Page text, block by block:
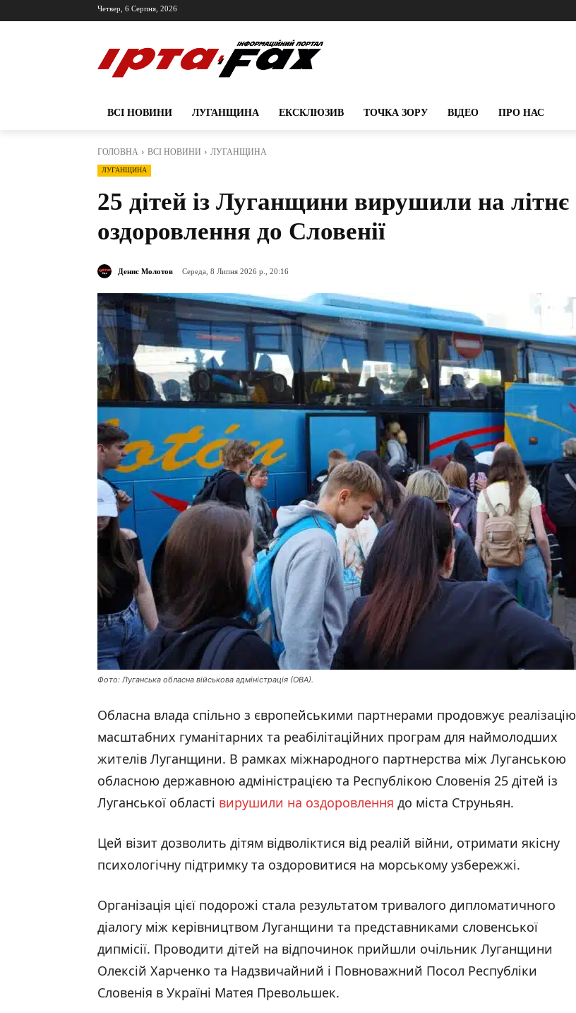
Четвер, 6 Серпня, 2026
ВСІ НОВИНИ ЛУГАНЩИНА ЕКСКЛЮЗИВ ТОЧКА ЗОРУ ВІДЕО ПРО НАС
ГОЛОВНА ВСІ НОВИНИ ЛУГАНЩИНА
ЛУГАНЩИНА
25 дітей із Луганщини вирушили на літнє
оздоровлення до Словенії
Денис Молотов Середа, 8 Липня 2026 р., 20:16
Фото: Луганська обласна військова адміністрація (ОВА).
Обласна влада спільно з європейськими партнерами продовжує реалізацію
масштабних гуманітарних та реабілітаційних програм для наймолодших
жителів Луганщини. В рамках міжнародного партнерства між Луганською
обласною державною адміністрацією та Республікою Словенія 25 дітей із
Луганської області вирушили на оздоровлення до міста Струньян.
Цей візит дозволить дітям відволіктися від реалій війни, отримати якісну
психологічну підтримку та оздоровитися на морському узбережжі.
Організація цієї подорожі стала результатом тривалого дипломатичного
діалогу між керівництвом Луганщини та представниками словенської
дипмісії. Проводити дітей на відпочинок прийшли очільник Луганщини
Олексій Харченко та Надзвичайний і Повноважний Посол Республіки
Словенія в Україні Матея Превольшек.